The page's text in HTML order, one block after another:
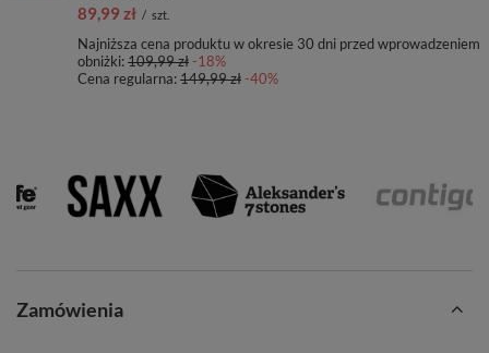
89,99 zł / szt.
Najniższa cena produktu w okresie 30 dni przed wprowadzeniem
obniżki:109,99 zł-18%
Cena regularna:149,99 zł-40%
Zamówienia